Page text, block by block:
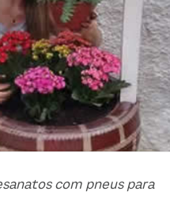
com pneus para